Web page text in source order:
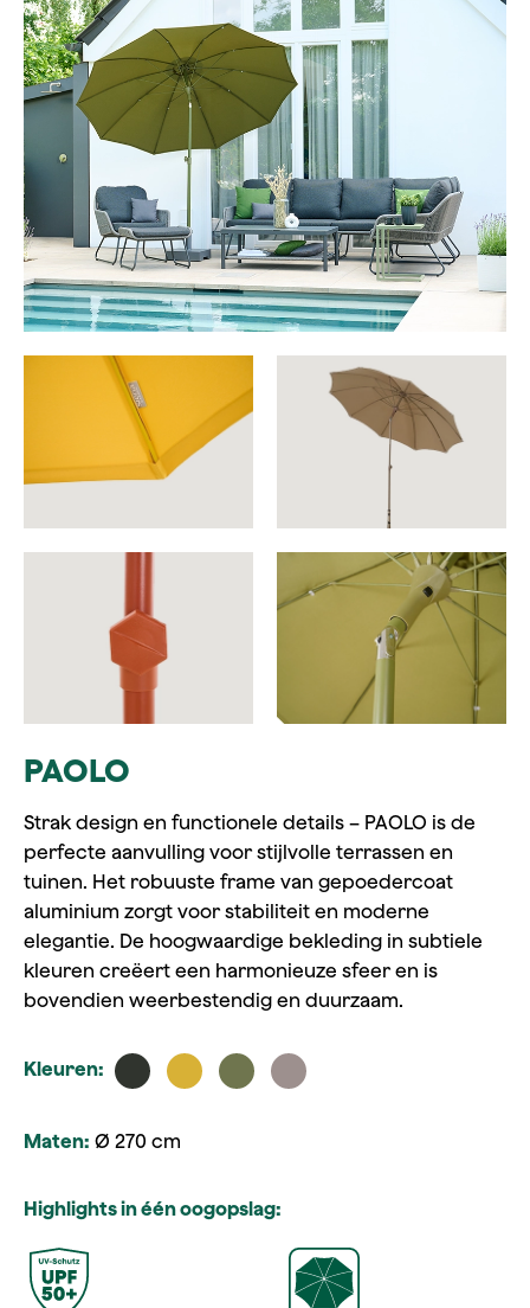
PAOLO
Strak design en functionele details – PAOLO is de
perfecte aanvulling voor stijlvolle terrassen en
tuinen. Het robuuste frame van gepoedercoat
aluminium zorgt voor stabiliteit en moderne
elegantie. De hoogwaardige bekleding in subtiele
kleuren creëert een harmonieuze sfeer en is
bovendien weerbestendig en duurzaam.
Kleuren:
Maten: Ø 270 cm
Highlights in één oogopslag: